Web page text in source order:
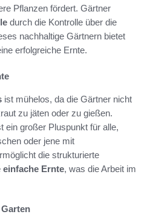
Pflanzen fördert. Gärtner
durch die Kontrolle über die
nachhaltige Gärtnern bietet
erfolgreiche Ernte.
ist mühelos, da die Gärtner nicht
zu jäten oder zu gießen.
ein großer Pluspunkt für alle,
oder jene mit
die strukturierte
einfache Ernte, was die Arbeit im